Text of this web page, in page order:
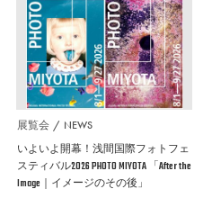
展覧会 NEWS
いよいよ開幕！浅間国際フォトフェ
スティバル2026 PHOTO MIYOTA 「After the
Image｜イメージのその後」